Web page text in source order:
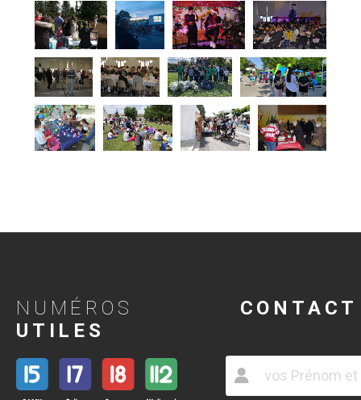
NUMÉROS
UTILES
CONTACT